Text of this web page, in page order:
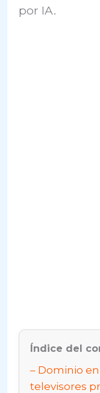
por IA.
Índice del
Dominio
televisores